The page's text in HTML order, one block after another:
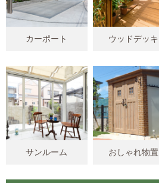
カーポート ウッドデッキ
サンルーム おしゃれ物置